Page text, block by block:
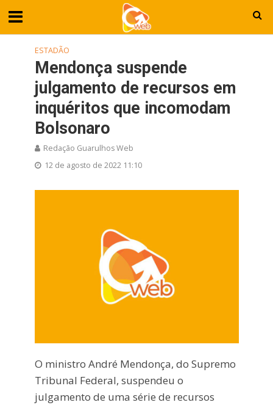
ESTADÃO
Mendonça suspende
julgamento de recursos em
inquéritos que incomodam
Bolsonaro
Redação Guarulhos Web
12 de agosto de 2022 11:10
O ministro André Mendonça, do Supremo
Tribunal Federal, suspendeu o
julgamento de uma série de recursos